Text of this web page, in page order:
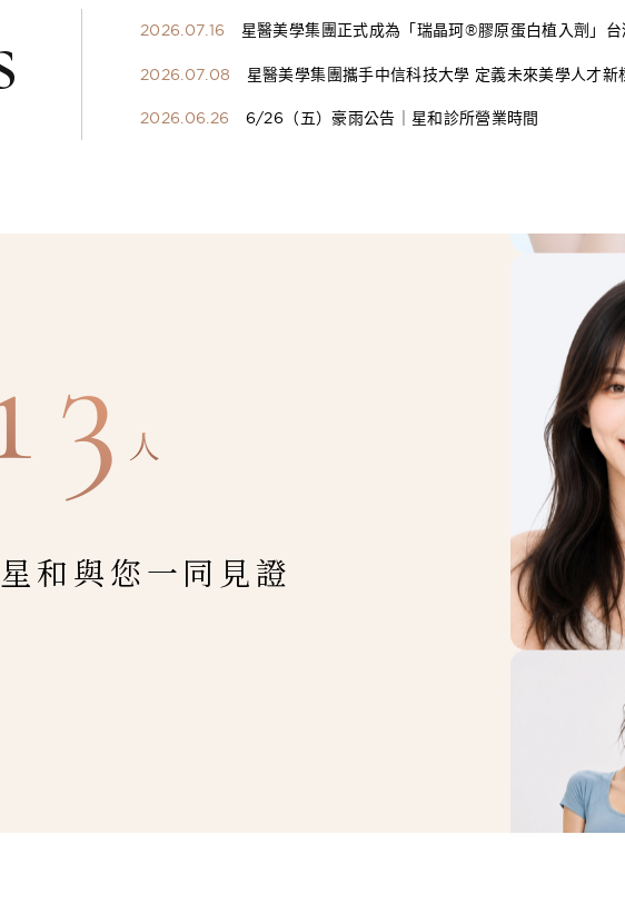
2026.07.16
星醫美學集團正式成為「瑞晶珂®膠原蛋白植入劑」
2026.07.08
星醫美學集團攜手中信科技大學 定義未來美學人才新
2026.06.26
6/26（五）豪雨公告｜星和診所營業時間
人
和與您一同見證